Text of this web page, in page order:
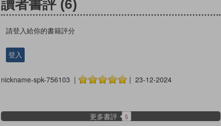
讀者書評 (6)
請登入給你的書籍評分
登入
nickname-spk-756103 | | 23-12-2024
更多書評 5